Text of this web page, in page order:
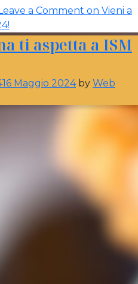
a Comment on Vieni a
ti aspetta a ISM
16 Maggio 2024by Web